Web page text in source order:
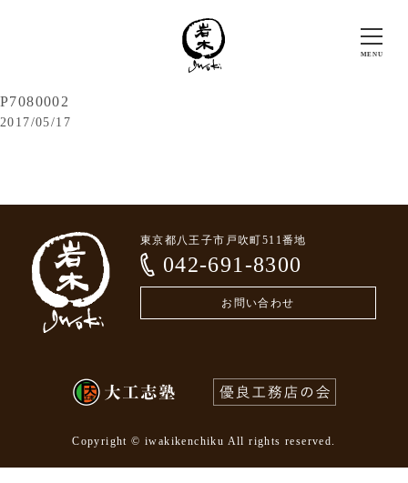
P7080002
2017/05/17
東京都八王子市戸吹町511番地
042-691-8300
お問い合わせ
Copyright © iwakikenchiku All rights reserved.